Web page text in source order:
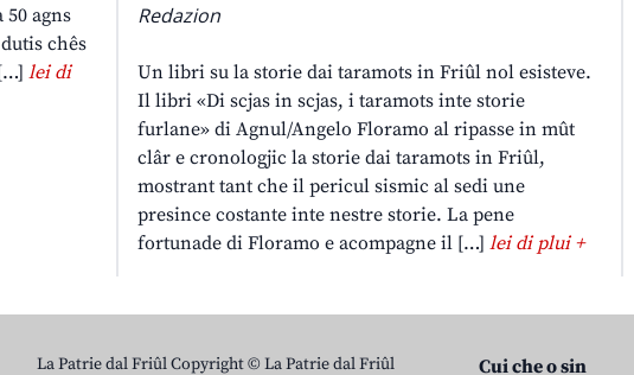
agns
chês
lei di
Redazion
Un libri su la storie dai taramots in Friûl nol esisteve.
Il libri «Di scjas in scjas, i taramots inte storie
furlane» di Agnul/Angelo Floramo al ripasse in mût
clâr e cronologjic la storie dai taramots in Friûl,
mostrant tant che il pericul sismic al sedi une
presince costante inte nestre storie. La pene
fortunade di Floramo e acompagne il […] lei di plui +
La Patrie dal Friûl Copyright © La Patrie dal Friûl Cui che o sin